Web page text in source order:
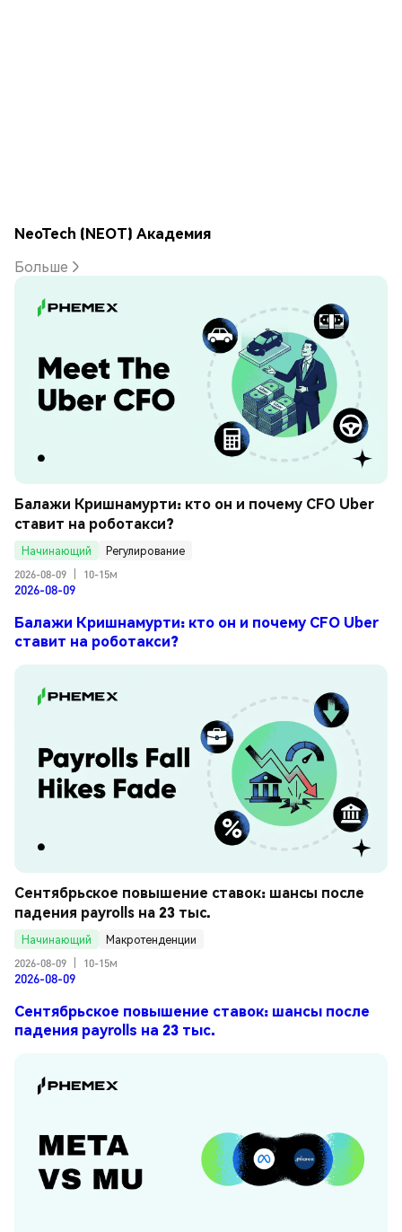
NeoTech (NEOT) Академия
Больше
Балажи Кришнамурти: кто он и почему CFO Uber
ставит на роботакси?
Начинающий
Регулирование
2026-08-09
10-15м
2026-08-09
Балажи Кришнамурти: кто он и почему CFO Uber
ставит на роботакси?
Сентябрьское повышение ставок: шансы после
падения payrolls на 23 тыс.
Начинающий
Макротенденции
2026-08-09
10-15м
2026-08-09
Сентябрьское повышение ставок: шансы после
падения payrolls на 23 тыс.